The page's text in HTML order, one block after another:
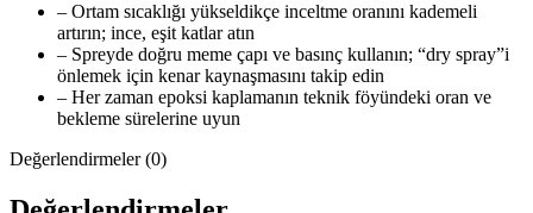
– Ortam sıcaklığı yükseldikçe inceltme oranını kademeli
artırın; ince, eşit katlar atın
– Spreyde doğru meme çapı ve basınç kullanın; “dry spray”i
önlemek için kenar kaynaşmasını takip edin
– Her zaman epoksi kaplamanın teknik föyündeki oran ve
bekleme sürelerine uyun
Değerlendirmeler (0)